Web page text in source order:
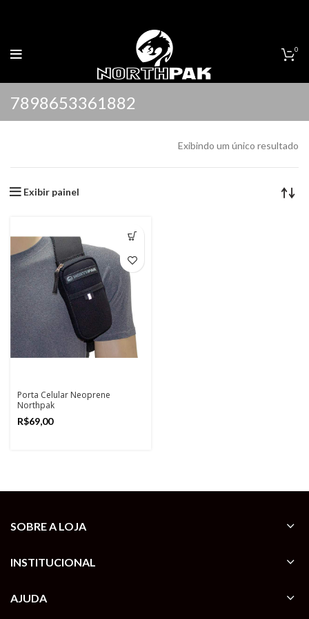
0
7898653361882
Exibindo um único resultado
Exibir painel
Porta Celular Neoprene
Northpak
R$
SOBRE A LOJA
INSTITUCIONAL
AJUDA